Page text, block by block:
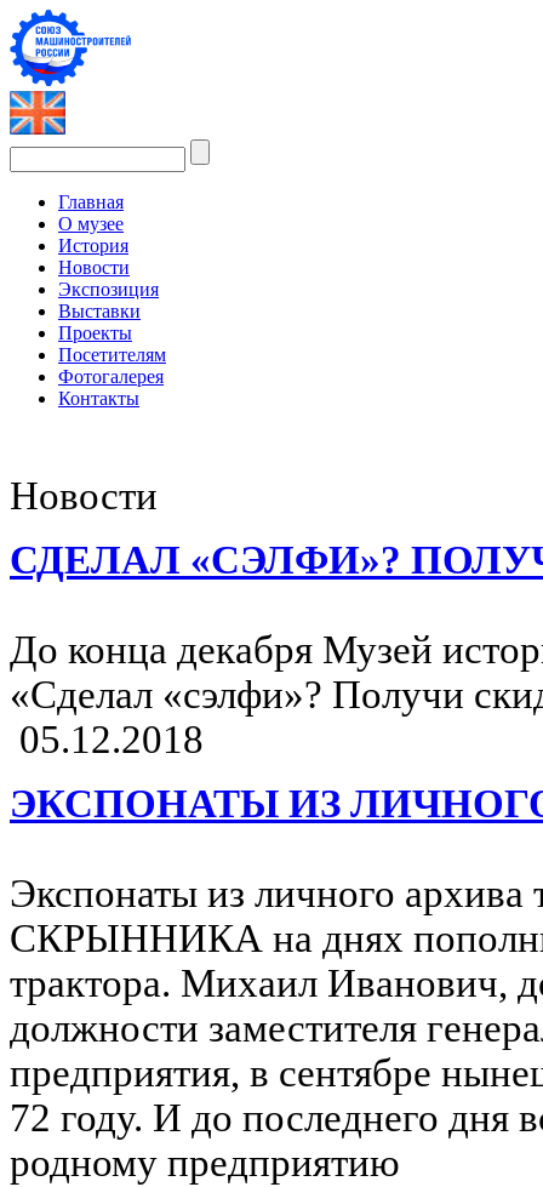
Главная
О музее
История
Новости
Экспозиция
Выставки
Проекты
Посетителям
Фотогалерея
Контакты
Новости
СДЕЛАЛ «СЭЛФИ»?
До конца декабря Музей
«Сделал «сэлфи»? Получи
05.12.2018
ЭКСПОНАТЫ ИЗ
Экспонаты из личного архива
СКРЫННИКА на днях
трактора. Михаил Иванович,
должности заместителя
предприятия, в сентябре
72 году. И до последнего дня
родному предприятию